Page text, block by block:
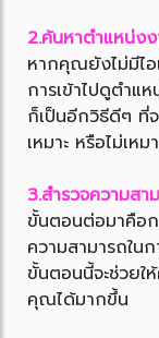
2.ค้นหาตำแหน่ง
หากคุณยังไม่มีไอ
การเข้าไปดูตำแ
ก็เป็นอีกวิธีดีๆ ที่
เหมาะ หรือไม่เห
3.สำรวจความส
ขั้นตอนต่อมาคือก
ความสามารถใน
ขั้นตอนนี้จะช่วยใ
คุณได้มากขึ้น